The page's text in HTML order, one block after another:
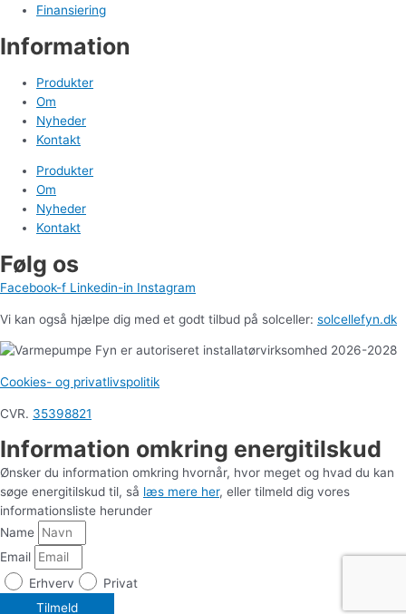
Finansiering
Information
Produkter
Om
Nyheder
Kontakt
Produkter
Om
Nyheder
Kontakt
Følg os
Facebook-f Linkedin-in Instagram
Vi kan også hjælpe dig med et godt tilbud på solceller: solcellefyn.dk
Cookies- og privatlivspolitik
CVR. 35398821
Information omkring energitilskud
Ønsker du information omkring hvornår, hvor meget og hvad du kan
søge energitilskud til, så læs mere her, eller tilmeld dig vores
informationsliste herunder
Name
Email
Erhverv
Privat
Tilmeld